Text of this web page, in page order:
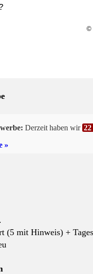
©
Derzeit haben wir
»
(5 mit Hinweis) +